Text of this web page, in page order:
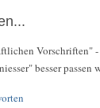
Vorschriften"
besser passen